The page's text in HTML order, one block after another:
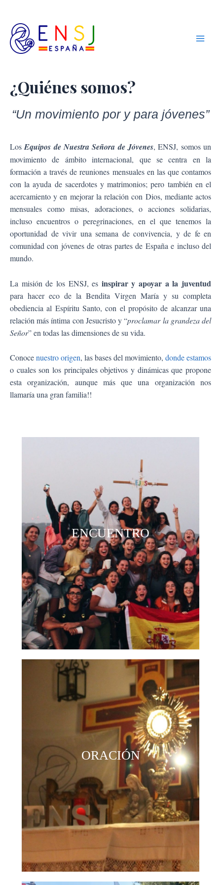
contenido
¿Quiénes somos?
“Un movimiento por y para jóvenes”
LosEquipos de Nuestra Señora de Jóvenes, ENSJ, somos un
movimiento de ámbito internacional, que se centra en la
formación a través de reuniones mensuales en las que contamos
con la ayuda de sacerdotes y matrimonios; pero también en el
acercamiento y en mejorar la relación con Dios, mediante actos
mensuales como misas, adoraciones, o acciones solidarias,
incluso encuentros o peregrinaciones, en el que tenemos la
oportunidad de vivir una semana de convivencia, y de fe en
comunidad con jóvenes de otras partes de España e incluso del
mundo.
La misión de los ENSJ, es inspirar y apoyar a la juventud
para hacer eco de la Bendita Virgen María y su completa
obediencia al Espíritu Santo, con el propósito de alcanzar una
relación más íntima con Jesucristo y “proclamar la grandeza del
Señor” en todas las dimensiones de su vida.
Conocenuestro origen, las bases del movimiento, donde estamos
o cuales son los principales objetivos y dinámicas que propone
esta organización, aunque más que una organización nos
llamaría una gran familia!!
ENCUENTRO
ORACIÓN